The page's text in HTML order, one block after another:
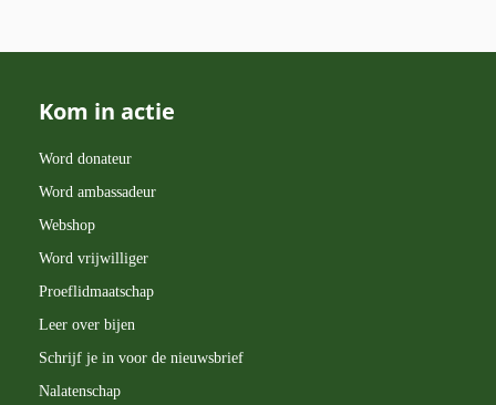
Kom in actie
Word donateur
Word ambassadeur
Webshop
Word vrijwilliger
Proeflidmaatschap
Leer over bijen
Schrijf je in voor de nieuwsbrief
Nalatenschap